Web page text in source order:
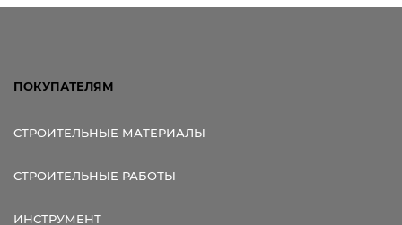
ПОКУПАТЕЛЯМ
СТРОИТЕЛЬНЫЕ МАТЕРИАЛЫ
СТРОИТЕЛЬНЫЕ РАБОТЫ
ИНСТРУМЕНТ